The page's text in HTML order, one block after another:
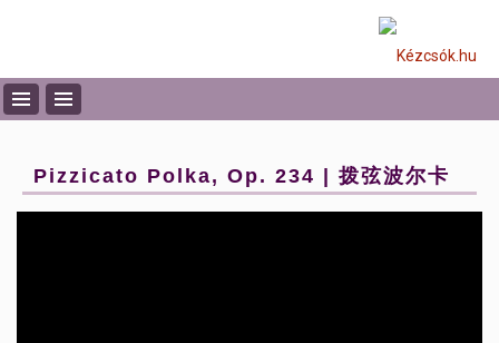
Pizzicato Polka, Op. 234 | 拨弦波尔卡